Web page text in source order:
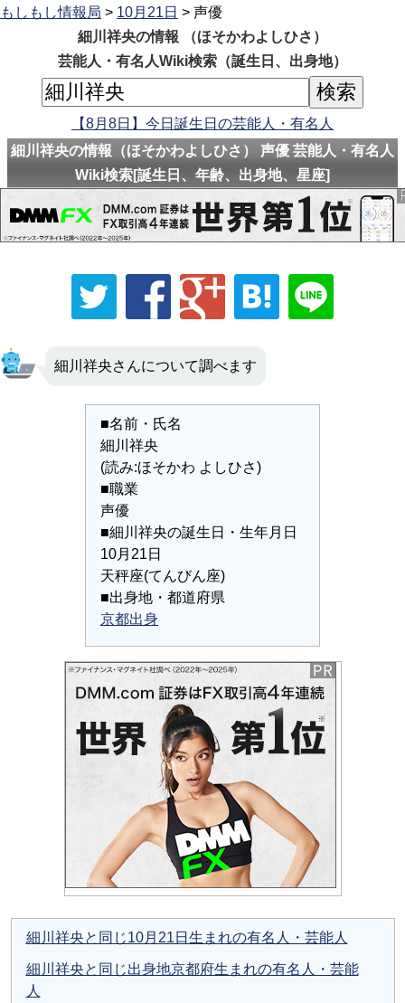
もしもし情報局 > 10月21日 > 声優
細川祥央の情報 （ほそかわよしひさ）
芸能人・有名人Wiki検索（誕生日、出身地）
【8月8日】今日誕生日の芸能人・有名人
細川祥央の情報（ほそかわよしひさ） 声優 芸能人・有名人
Wiki検索[誕生日、年齢、出身地、星座]
細川祥央さんについて調べます
■名前・氏名
細川祥央
(読み:ほそかわ よしひさ)
■職業
声優
■細川祥央の誕生日・生年月日
10月21日
天秤座(てんびん座)
■出身地・都道府県
京都出身
細川祥央と同じ10月21日生まれの有名人・芸能人
細川祥央と同じ出身地京都府生まれの有名人・芸能
人